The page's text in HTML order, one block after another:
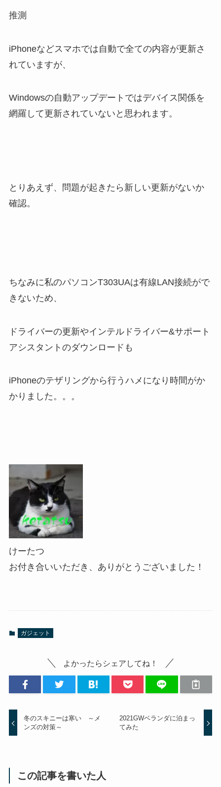
推測
iPhoneなどスマホでは自動で全ての内容が更新さ
れていますが、
Windowsの自動アップデートではデバイス関係を
網羅して更新されていないと思われます。
とりあえず、問題が起きたら新しい更新がないか
確認。
ちなみに私のパソコンT303UAは有線LAN接続がで
きないため、
ドライバーの更新やインテルドライバー&サポート
アシスタントのダウンロードも
iPhoneのテザリングから行うハメになり時間がか
かりました。。。
けーたつ
お付き合いいただき、ありがとうございました！
ガジェット
よかったらシェアしてね！
冬のスキニーは寒い ～メ
ンズの対策～
2021GWベランダに泊まっ
てみた
この記事を書いた人